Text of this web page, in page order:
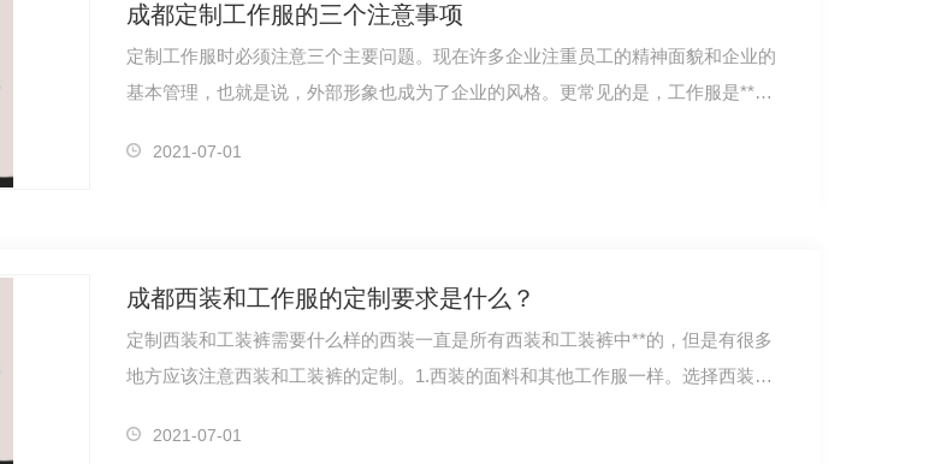
成都定制工作服的三个注意事项
定制工作服时必须注意三个主要问题。现在许多企业注重员工的精神面貌和企业的
基本管理，也就是说，外部形象也成为了企业的风格。更常见的是，工作服是**的
2021-07-01
成都西装和工作服的定制要求是什么？
定制西装和工装裤需要什么样的西装一直是所有西装和工装裤中**的，但是有很多
地方应该注意西装和工装裤的定制。1.西装的面料和其他工作服一样。选择西装时
2021-07-01